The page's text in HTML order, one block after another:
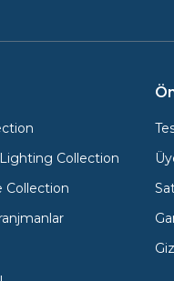
Collection
Collection